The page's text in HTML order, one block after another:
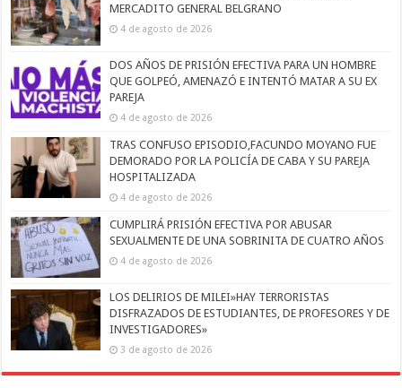
MERCADITO GENERAL BELGRANO
4 de agosto de 2026
DOS AÑOS DE PRISIÓN EFECTIVA PARA UN HOMBRE
QUE GOLPEÓ, AMENAZÓ E INTENTÓ MATAR A SU EX
PAREJA
4 de agosto de 2026
TRAS CONFUSO EPISODIO,FACUNDO MOYANO FUE
DEMORADO POR LA POLICÍA DE CABA Y SU PAREJA
HOSPITALIZADA
4 de agosto de 2026
CUMPLIRÁ PRISIÓN EFECTIVA POR ABUSAR
SEXUALMENTE DE UNA SOBRINITA DE CUATRO AÑOS
4 de agosto de 2026
LOS DELIRIOS DE MILEI»HAY TERRORISTAS
DISFRAZADOS DE ESTUDIANTES, DE PROFESORES Y DE
INVESTIGADORES»
3 de agosto de 2026